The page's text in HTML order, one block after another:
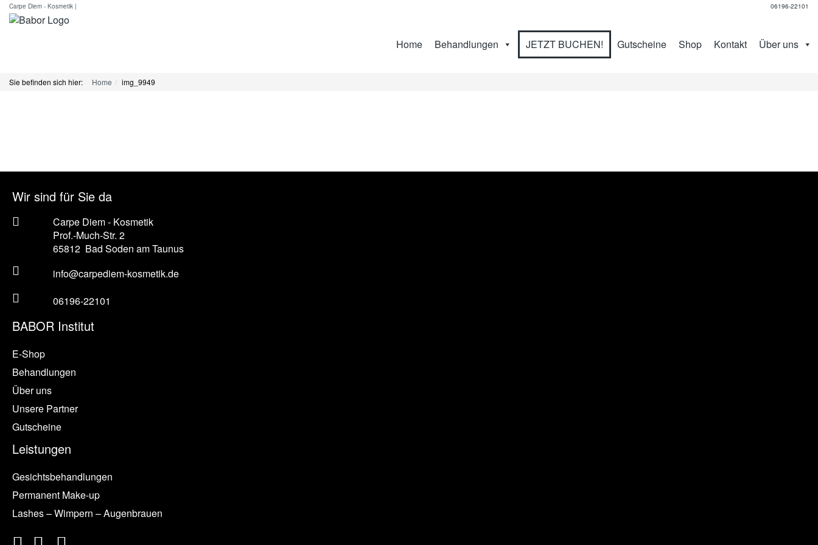
Carpe Diem - Kosmetik | 06196-22101
Home Behandlungen JETZT BUCHEN! Gutscheine Shop Kontakt Über uns
Sie befinden sich hier: Home img_9949
Wir sind für Sie da
Carpe Diem - Kosmetik
Prof.-Much-Str. 2
65812 Bad Soden am Taunus
info@carpediem-kosmetik.de
06196-22101
BABOR Institut
E-Shop
Behandlungen
Über uns
Unsere Partner
Gutscheine
Leistungen
Gesichtsbehandlungen
Permanent Make-up
Lashes – Wimpern – Augenbrauen